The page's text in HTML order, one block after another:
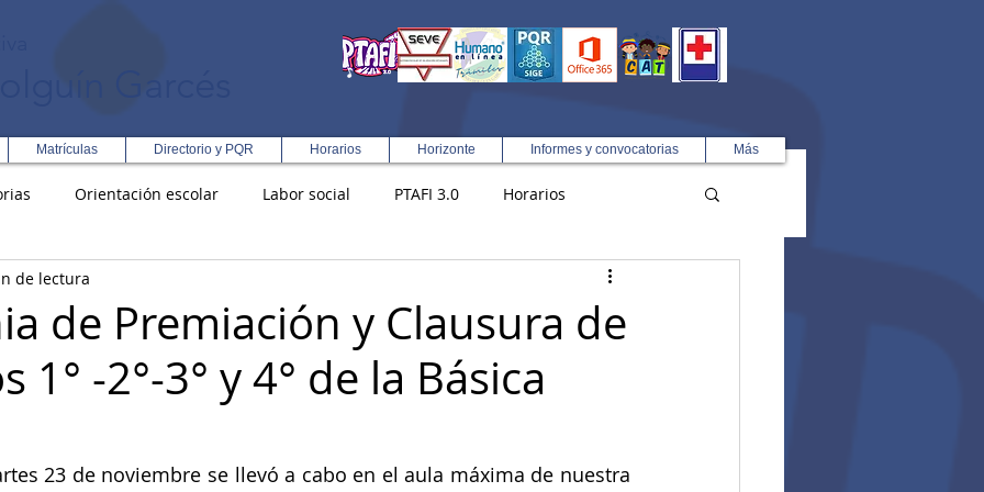
Matrículas Directorio y PQR Horarios Horizonte Informes y convocatorias Más
Orientación escolar Labor social PTAFI 3.0 Horarios
Integral en Turismo
Rectoría Democracia
de Premiación y Clausura de
1° -2°-3° y 4° de la Básica
de lectura
23 de noviembre se llevó a cabo en el aula máxima de nuestra